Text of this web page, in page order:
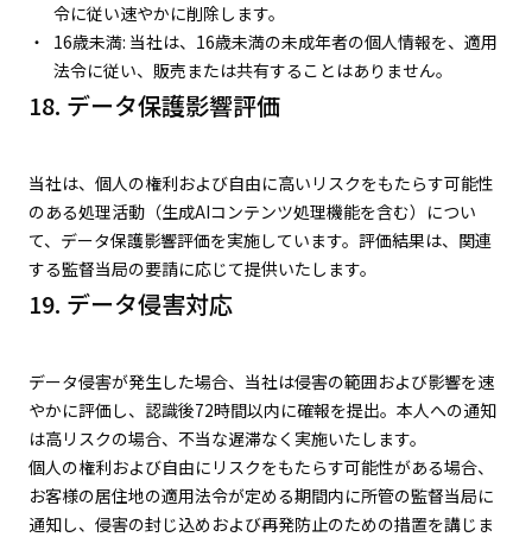
令に従い速やかに削除します。
16歳未満: 当社は、16歳未満の未成年者の個人情報を、適用
法令に従い、販売または共有することはありません。
18. データ保護影響評価
当社は、個人の権利および自由に高いリスクをもたらす可能性
のある処理活動（生成AIコンテンツ処理機能を含む）につい
て、データ保護影響評価を実施しています。評価結果は、関連
する監督当局の要請に応じて提供いたします。
19. データ侵害対応
データ侵害が発生した場合、当社は侵害の範囲および影響を速
やかに評価し、認識後72時間以内に確報を提出。本人への通知
は高リスクの場合、不当な遅滞なく実施いたします。
個人の権利および自由にリスクをもたらす可能性がある場合、
お客様の居住地の適用法令が定める期間内に所管の監督当局に
通知し、侵害の封じ込めおよび再発防止のための措置を講じま